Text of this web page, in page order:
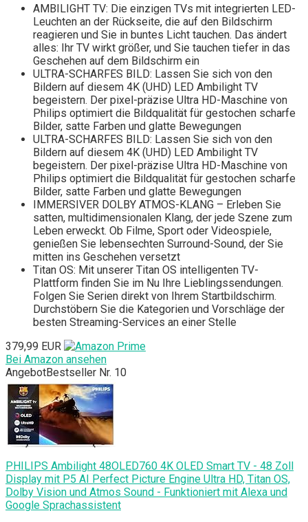
AMBILIGHT TV: Die einzigen TVs mit integrierten LED-
Leuchten an der Rückseite, die auf den Bildschirm
reagieren und Sie in buntes Licht tauchen. Das ändert
alles: Ihr TV wirkt größer, und Sie tauchen tiefer in das
Geschehen auf dem Bildschirm ein
ULTRA-SCHARFES BILD: Lassen Sie sich von den
Bildern auf diesem 4K (UHD) LED Ambilight TV
begeistern. Der pixel-präzise Ultra HD-Maschine von
Philips optimiert die Bildqualität für gestochen scharfe
Bilder, satte Farben und glatte Bewegungen
ULTRA-SCHARFES BILD: Lassen Sie sich von den
Bildern auf diesem 4K (UHD) LED Ambilight TV
begeistern. Der pixel-präzise Ultra HD-Maschine von
Philips optimiert die Bildqualität für gestochen scharfe
Bilder, satte Farben und glatte Bewegungen
IMMERSIVER DOLBY ATMOS-KLANG – Erleben Sie
satten, multidimensionalen Klang, der jede Szene zum
Leben erweckt. Ob Filme, Sport oder Videospiele,
genießen Sie lebensechten Surround-Sound, der Sie
mitten ins Geschehen versetzt
Titan OS: Mit unserer Titan OS intelligenten TV-
Plattform finden Sie im Nu Ihre Lieblingssendungen.
Folgen Sie Serien direkt von Ihrem Startbildschirm.
Durchstöbern Sie die Kategorien und Vorschläge der
besten Streaming-Services an einer Stelle
379,99 EUR
Bei Amazon ansehen
AngebotBestseller Nr. 10
PHILIPS Ambilight 48OLED760 4K OLED Smart TV - 48 Zoll
Display mit P5 AI Perfect Picture Engine Ultra HD, Titan OS,
Dolby Vision und Atmos Sound - Funktioniert mit Alexa und
Google Sprachassistent